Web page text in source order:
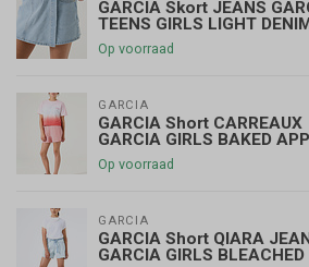
GARCIA Skort JEANS
TEENS GIRLS LIGHT
Op voorraad
GARCIA
GARCIA Short CARREAUX
GARCIA GIRLS BAKED
Op voorraad
GARCIA
GARCIA Short QIARA
GARCIA GIRLS BLEACHED